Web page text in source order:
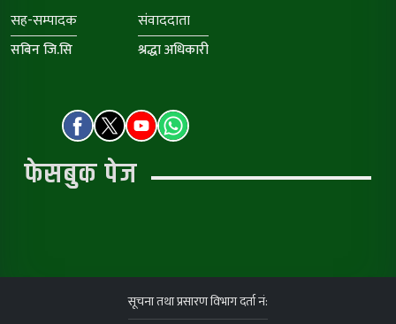
सह-सम्पादक
सबिन जि.सि
संवाददाता
श्रद्धा अधिकारी
फेसबुक पेज
सूचना तथा प्रसारण विभाग दर्ता नं: